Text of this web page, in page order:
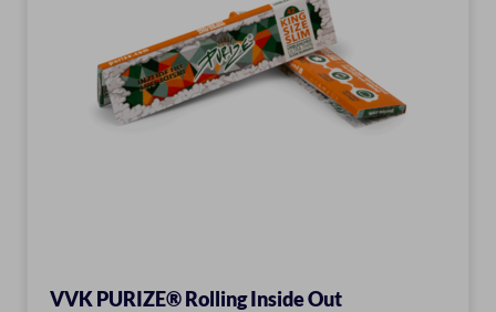
VVK PURIZE® Rolling Inside Out